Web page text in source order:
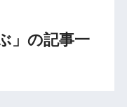
」の記事一